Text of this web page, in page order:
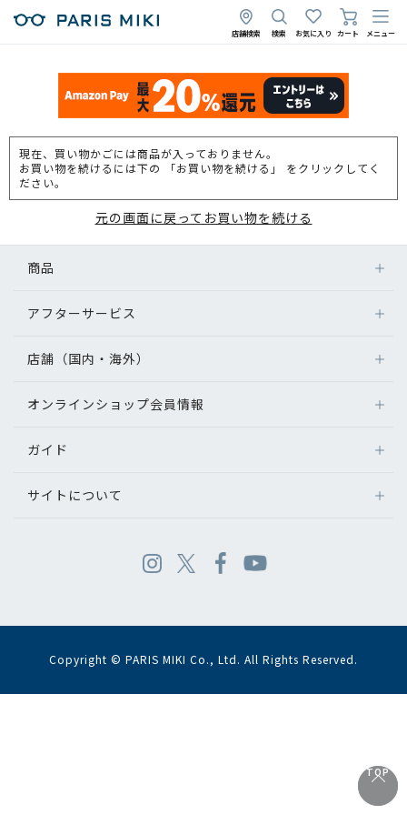
店舗検索 検索 お気に入り カート メニュー
現在、買い物かごには商品が入っておりません。
お買い物を続けるには下の 「お買い物を続ける」 をクリックしてく
ださい。
元の画面に戻ってお買い物を続ける
TOP
TOP
商品
アフターサービス
店舗（国内・海外）
オンラインショップ会員情報
ガイド
サイトについて
Copyright © PARIS MIKI Co., Ltd. All Rights Reserved.